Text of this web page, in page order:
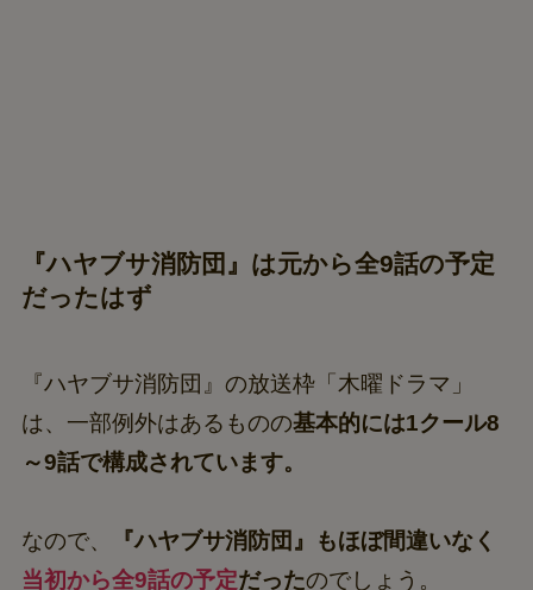
『ハヤブサ消防団』は元から全9話の予定
だったはず
『ハヤブサ消防団』の放送枠「木曜ドラマ」
は、一部例外はあるものの基本的には1クール8
～9話で構成されています。
なので、
『ハヤブサ消防団』もほぼ間違いなく
当初から全9話の予定だったのでしょう。